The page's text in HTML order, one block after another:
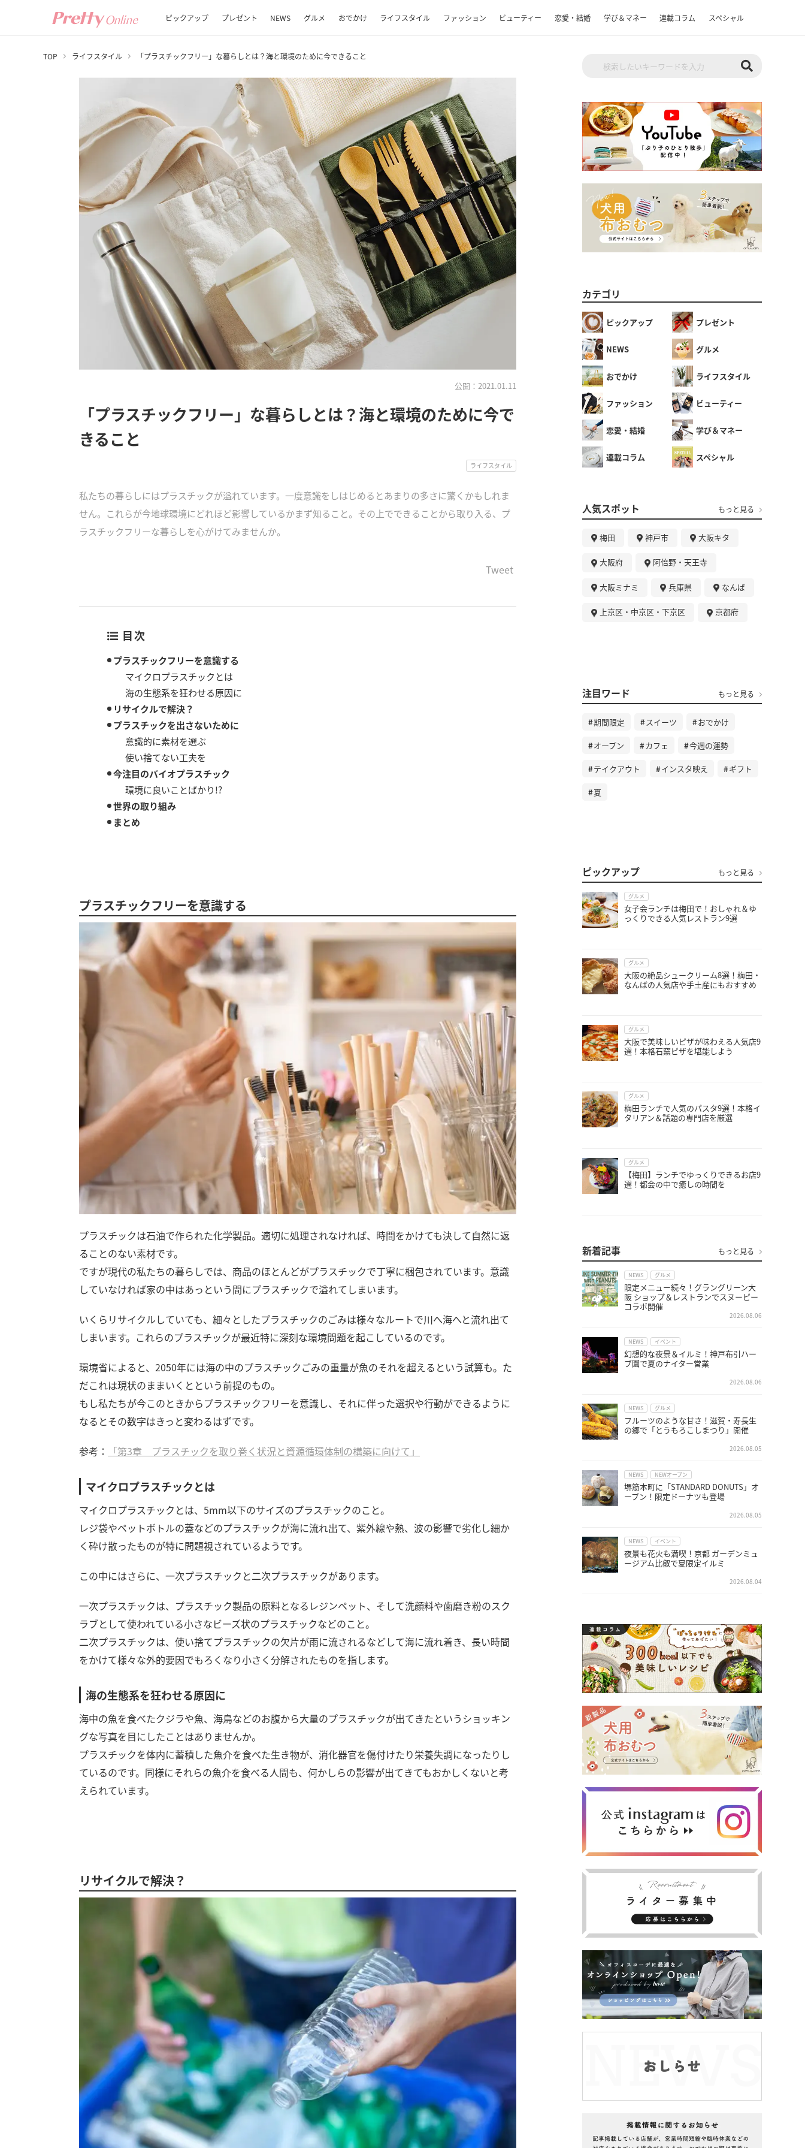
ピックアップ プレゼント NEWS グルメ おでかけ ライフスタイル ファッション ビューティー 恋愛・結婚 学び＆マネー 連載コラム スペシャル
TOP ライフスタイル 「プラスチックフリー」な暮らしとは？海と環境のために今できること
公開：2021.01.11
「プラスチックフリー」な暮らしとは？海と環境のために今で
きること
ライフスタイル
私たちの暮らしにはプラスチックが溢れています。一度意識をしはじめるとあまりの多さに驚くかもしれま
せん。これらが今地球環境にどれほど影響しているかまず知ること。その上でできることから取り入る、プ
ラスチックフリーな暮らしを心がけてみませんか。
Tweet
目次
プラスチックフリーを意識する
マイクロプラスチックとは
海の生態系を狂わせる原因に
リサイクルで解決？
プラスチックを出さないために
意識的に素材を選ぶ
使い捨てない工夫を
今注目のバイオプラスチック
環境に良いことばかり!?
世界の取り組み
まとめ
プラスチックフリーを意識する
プラスチックは石油で作られた化学製品。適切に処理されなければ、時間をかけても決して自然に返
ることのない素材です。
ですが現代の私たちの暮らしでは、商品のほとんどがプラスチックで丁寧に梱包されています。意識
していなければ家の中はあっという間にプラスチックで溢れてしまいます。
いくらリサイクルしていても、細々としたプラスチックのごみは様々なルートで川へ海へと流れ出て
しまいます。これらのプラスチックが最近特に深刻な環境問題を起こしているのです。
環境省によると、2050年には海の中のプラスチックごみの重量が魚のそれを超えるという試算も。た
だこれは現状のままいくとという前提のもの。
もし私たちが今このときからプラスチックフリーを意識し、それに伴った選択や行動ができるように
なるとその数字はきっと変わるはずです。
参考： 「第3章 プラスチックを取り巻く状況と資源循環体制の構築に向けて」
マイクロプラスチックとは
マイクロプラスチックとは、5mm以下のサイズのプラスチックのこと。
レジ袋やペットボトルの蓋などのプラスチックが海に流れ出て、紫外線や熱、波の影響で劣化し細か
く砕け散ったものが特に問題視されているようです。
この中にはさらに、一次プラスチックと二次プラスチックがあります。
一次プラスチックは、プラスチック製品の原料となるレジンペット、そして洗顔料や歯磨き粉のスク
ラブとして使われている小さなビーズ状のプラスチックなどのこと。
二次プラスチックは、使い捨てプラスチックの欠片が雨に流されるなどして海に流れ着き、長い時間
をかけて様々な外的要因でもろくなり小さく分解されたものを指します。
海の生態系を狂わせる原因に
海中の魚を食べたクジラや魚、海鳥などのお腹から大量のプラスチックが出てきたというショッキン
グな写真を目にしたことはありませんか。
プラスチックを体内に蓄積した魚介を食べた生き物が、消化器官を傷付けたり栄養失調になったりし
ているのです。同様にそれらの魚介を食べる人間も、何かしらの影響が出てきてもおかしくないと考
えられています。
リサイクルで解決？
カテゴリ
ピックアップ プレゼント
NEWS グルメ
おでかけ ライフスタイル
ファッション ビューティー
恋愛・結婚 学び＆マネー
連載コラム スペシャル
人気スポット もっと見る
梅田 神戸市 大阪キタ
大阪府 阿倍野・天王寺
大阪ミナミ 兵庫県 なんば
上京区・中京区・下京区 京都府
注目ワード もっと見る
期間限定 スイーツ おでかけ
オープン カフェ 今週の運勢
テイクアウト インスタ映え ギフト
夏
ピックアップ もっと見る
グルメ
女子会ランチは梅田で！おしゃれ＆ゆ
っくりできる人気レストラン9選
グルメ
大阪の絶品シュークリーム8選！梅田・
なんばの人気店や手土産にもおすすめ
グルメ
大阪で美味しいピザが味わえる人気店9
選！本格石窯ピザを堪能しよう
グルメ
梅田ランチで人気のパスタ9選！本格イ
タリアン＆話題の専門店を厳選
グルメ
【梅田】ランチでゆっくりできるお店9
選！都会の中で癒しの時間を
新着記事 もっと見る
NEWS グルメ
限定メニュー続々！グラングリーン大
阪 ショップ＆レストランでスヌーピー
コラボ開催
2026.08.06
NEWS イベント
幻想的な夜景＆イルミ！神戸布引ハー
ブ園で夏のナイター営業
2026.08.06
NEWS グルメ
フルーツのような甘さ！滋賀・寿長生
の郷で「とうもろこしまつり」開催
2026.08.05
NEWS NEWオープン
堺筋本町に「STANDARD DONUTS」オ
ープン！限定ドーナツも登場
2026.08.05
NEWS イベント
夜景も花火も満喫！京都 ガーデンミュ
ージアム比叡で夏限定イルミ
2026.08.04